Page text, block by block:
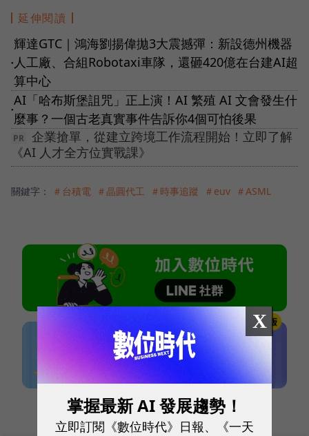
延伸閱讀
●
輝達GTC｜鴻海劉揚偉拋3大震撼彈：新設德州機器
人工廠、合組Robotaxi車隊，還砸420億在台建AI超
算中心
●
AI「哈布斯堡詛咒」正上演！AI 繁殖 AI 文會發生什
麼事？一個古老真實事件告訴你4個可怕後果
企業搶單，從建立跨境工作流程開始！立即了解
《AI 人才全方位實戰課》
關鍵字： ＃台積電 ＃晶圓代工 ＃時事追蹤 ＃euv ＃ASML
本網站內容未經允許，不得轉載。
X
掌握最新 AI 發展趨勢！
立即訂閱《數位時代》日報、《一天